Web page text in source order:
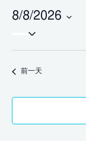
8/8/2026
择
日前一天